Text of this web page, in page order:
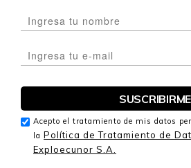
Acepto el tratamiento de mis datos
la Política de Tratamiento de
Exploecunor S.A.